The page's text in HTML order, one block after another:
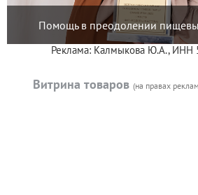
Помощь в преодолении
Реклама: Калмыкова Ю.А., ИНН
Витрина товаров (на правах